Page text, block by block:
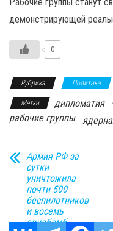
демонстрирующей
0
Рубрика Политика
Метки дипломатия
рабочие группы
Армия РФ за
сутки
уничтожила
почти 500
беспилотников
и восемь
авиабомб